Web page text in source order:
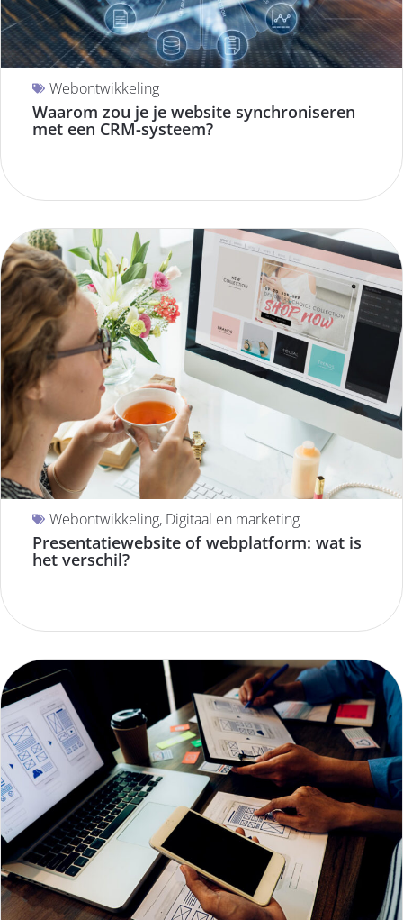
Webontwikkeling
Waarom zou je je website synchroniseren
met een CRM-systeem?
Webontwikkeling, Digitaal en marketing
Presentatiewebsite of webplatform: wat is
het verschil?